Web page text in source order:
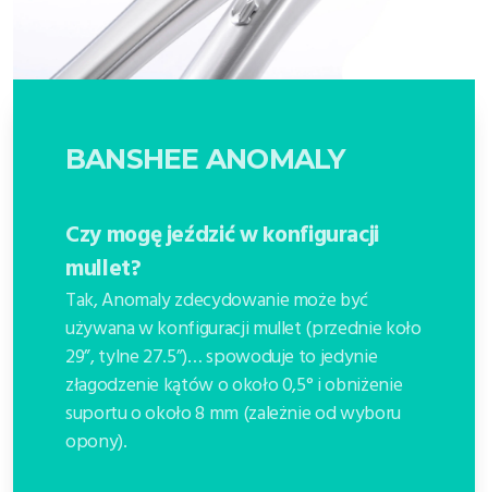
BANSHEE ANOMALY
Czy mogę jeździć w konfiguracji
mullet?
Tak, Anomaly zdecydowanie może być
używana w konfiguracji mullet (przednie koło
29”, tylne 27.5”)… spowoduje to jedynie
złagodzenie kątów o około 0,5° i obniżenie
suportu o około 8 mm (zależnie od wyboru
opony).